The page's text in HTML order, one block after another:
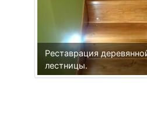
Реставрация
лестницы.